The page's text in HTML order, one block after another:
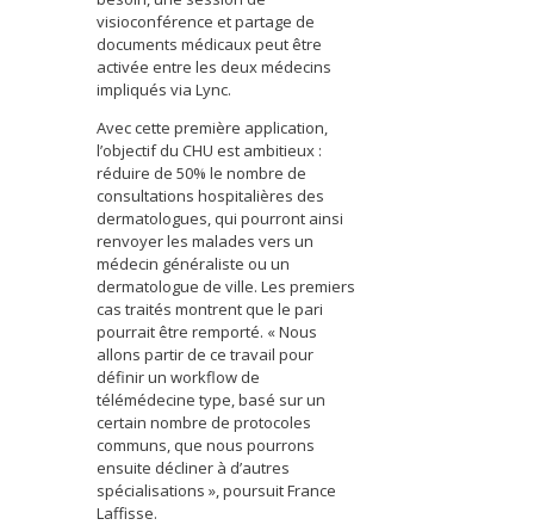
visioconférence et partage de
documents médicaux peut être
activée entre les deux médecins
impliqués via Lync.
Avec cette première application,
l’objectif du CHU est ambitieux :
réduire de 50% le nombre de
consultations hospitalières des
dermatologues, qui pourront ainsi
renvoyer les malades vers un
médecin généraliste ou un
dermatologue de ville. Les premiers
cas traités montrent que le pari
pourrait être remporté. « Nous
allons partir de ce travail pour
définir un workflow de
télémédecine type, basé sur un
certain nombre de protocoles
communs, que nous pourrons
ensuite décliner à d’autres
spécialisations », poursuit France
Laffisse.